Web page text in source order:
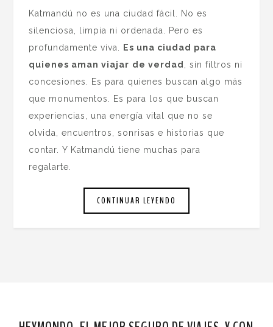
Katmandú no es una ciudad fácil. No es
silenciosa, limpia ni ordenada. Pero es
profundamente viva.
Es una ciudad para
quienes aman viajar de verdad , sin filtros ni
concesiones. Es para quienes buscan algo más
que monumentos. Es para los que buscan
experiencias, una energía vital que no se
olvida, encuentros, sonrisas e historias que
contar. Y Katmandú tiene muchas para
regalarte.
CONTINUAR LEYENDO